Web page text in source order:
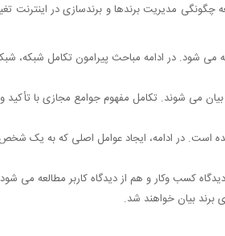
مدیریت برندها و برندسازی در اینترنت
شود. در ادامه مباحث پیرامون تکامل شبکه،
می شوند. تکامل مفهوم جوامع مجازی با تأکید
است. در ادامه، ایجاد عوامل اصلی که به یک
کسب وکار و هم از دیدگاه کاربر مطالعه می
برند بیان خواهند شد.